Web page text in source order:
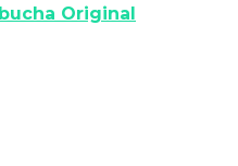
Original